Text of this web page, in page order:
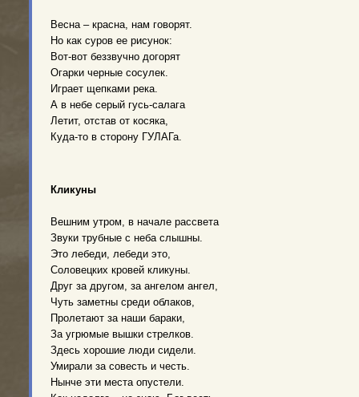
Весна – красна, нам говорят.
Но как суров ее рисунок:
Вот-вот беззвучно догорят
Огарки черные сосулек.
Играет щепками река.
А в небе серый гусь-салага
Летит, отстав от косяка,
Куда-то в сторону ГУЛАГа.
Кликуны
Вешним утром, в начале рассвета
Звуки трубные с неба слышны.
Это лебеди, лебеди это,
Соловецких кровей кликуны.
Друг за другом, за ангелом ангел,
Чуть заметны среди облаков,
Пролетают за наши бараки,
За угрюмые вышки стрелков.
Здесь хорошие люди сидели.
Умирали за совесть и честь.
Нынче эти места опустели.